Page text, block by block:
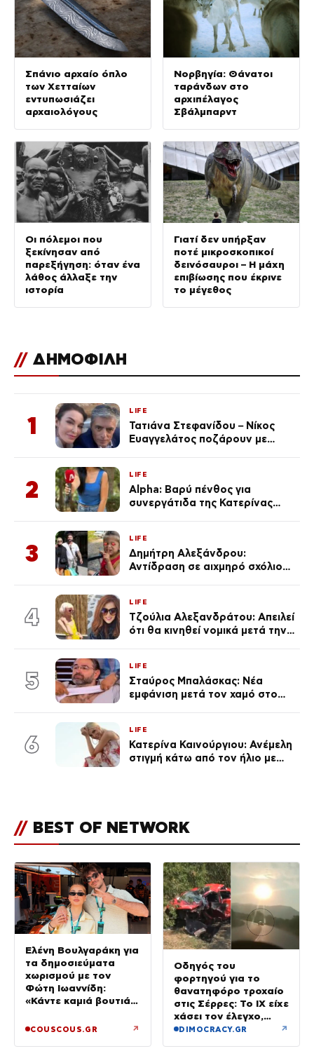
Σπάνιο αρχαίο όπλο
των Χετταίων
εντυπωσιάζει
αρχαιολόγους
Νορβηγία: Θάνατοι
ταράνδων στο
αρχιπέλαγος
Σβάλμπαρντ
Οι πόλεμοι που
ξεκίνησαν από
παρεξήγηση: όταν ένα
λάθος άλλαξε την
ιστορία
Γιατί δεν υπήρξαν
ποτέ μικροσκοπικοί
δεινόσαυροι – Η μάχη
επιβίωσης που έκρινε
το μέγεθος
// ΔΗΜΟΦΙΛΗ
1
LIFE
Τατιάνα Στεφανίδου – Νίκος
Ευαγγελάτος ποζάρουν με
2
LIFE
Alpha: Βαρύ πένθος για
συνεργάτιδα της Κατερίνας
του Θεού»
3
LIFE
Δημήτρη Αλεξάνδρου:
Αντίδραση σε αιχμηρό σχόλιο
4
LIFE
Τζούλια Αλεξανδράτου: Απειλεί
ότι θα κινηθεί νομικά μετά την
5
LIFE
Σταύρος Μπαλάσκας: Νέα
εμφάνιση μετά τον χαμό στο
6
LIFE
Κατερίνα Καινούργιου: Ανέμελη
στιγμή κάτω από τον ήλιο με
// BEST OF NETWORK
Ελένη Βουλγαράκη για
τα δημοσιεύματα
χωρισμού με τον
Φώτη Ιωαννίδη:
«Κάντε καμιά βουτιά
δροσιστείτε»
COUSCOUS.GR ↗
Οδηγός του
φορτηγού για το
θανατηφόρο τροχαίο
στις Σέρρες: Το ΙΧ είχε
χάσει τον έλεγχο,
έφυγε στο αντίθετο
DIMOCRACY.GR ↗